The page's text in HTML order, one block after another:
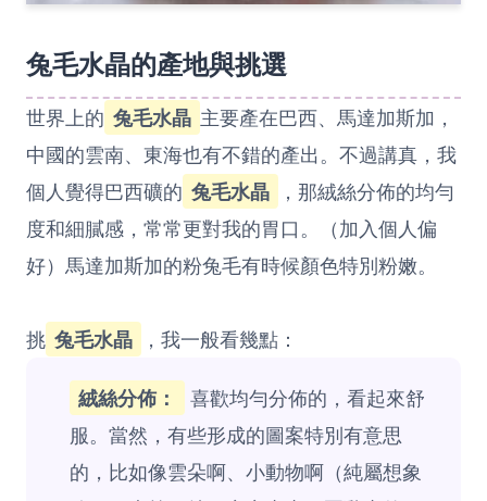
兔毛水晶的產地與挑選
世界上的 兔毛水晶 主要產在巴西、馬達加斯加，
中國的雲南、東海也有不錯的產出。不過講真，我
個人覺得巴西礦的 兔毛水晶
，那絨絲分佈的均勻
度和細膩感，常常更對我的胃口。（加入個人偏
好）馬達加斯加的粉兔毛有時候顏色特別粉嫩。
挑 兔毛水晶 ，我一般看幾點：
絨絲分佈：
喜歡均勻分佈的，看起來舒
服。當然，有些形成的圖案特別有意思
的，比如像雲朵啊、小動物啊（純屬想象